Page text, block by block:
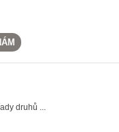
druhů ...